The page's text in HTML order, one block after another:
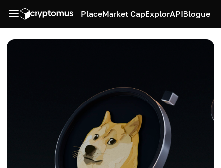
PlaceMarket CapExplorAPIBlogue